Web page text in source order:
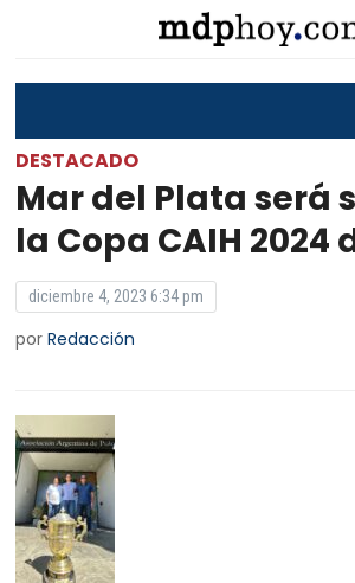
DESTACADO
Mar del Plata será
la Copa CAIH 2024
diciembre 4, 2023 6:34 pm
porRedacción